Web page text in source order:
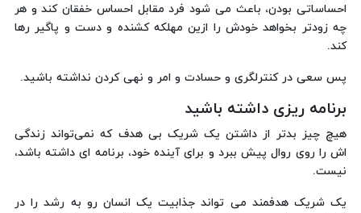
احساساتی بودن، باعث می شود فرد مقابل احساس خفقان کند و هر
چه زودتر بخواهد خودش را ازین مهلکه کشنده و دست و پاگیر رها
کند.
پس سعی در کنترلگری و حسادت و امر و نهی کردن نداشته باشید.
برنامه ریزی داشته باشید
هیچ چیز بدتر از داشتن یک شریک بی هدف که نمی‌تواند زندگی
اش را روی روال پیش ببرد و برای آینده خود، برنامه ای داشته باشد،
نیست.
یک شریک هدفمند می تواند جذابیت یک انسان رو به رشد را در